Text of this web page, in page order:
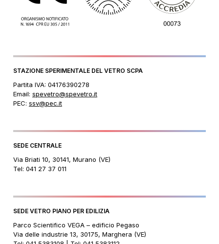
STAZIONE SPERIMENTALE DEL VETRO SCPA
Partita IVA: 04176390278
Email: spevetro@spevetro.it
PEC: ssv@pec.it
SEDE CENTRALE
Via Briati 10, 30141, Murano (VE)
Tel: 041 27 37 011
SEDE VETRO PIANO PER EDILIZIA
Parco Scientifico VEGA – edificio Pegaso
Via delle industrie 13, 30175, Marghera (VE)